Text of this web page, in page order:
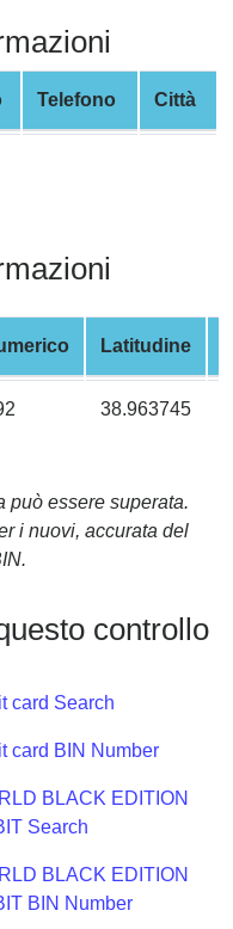
Telefono Città
Latitudine
38.963745
può essere superata.
i nuovi, accurata del
controllo
card Search
card BIN Number
BLACK EDITION
Search
BLACK EDITION
BIN Number